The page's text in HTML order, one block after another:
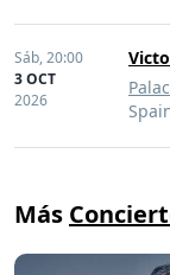
Sáb,20:00
3 OCT
2026
Más